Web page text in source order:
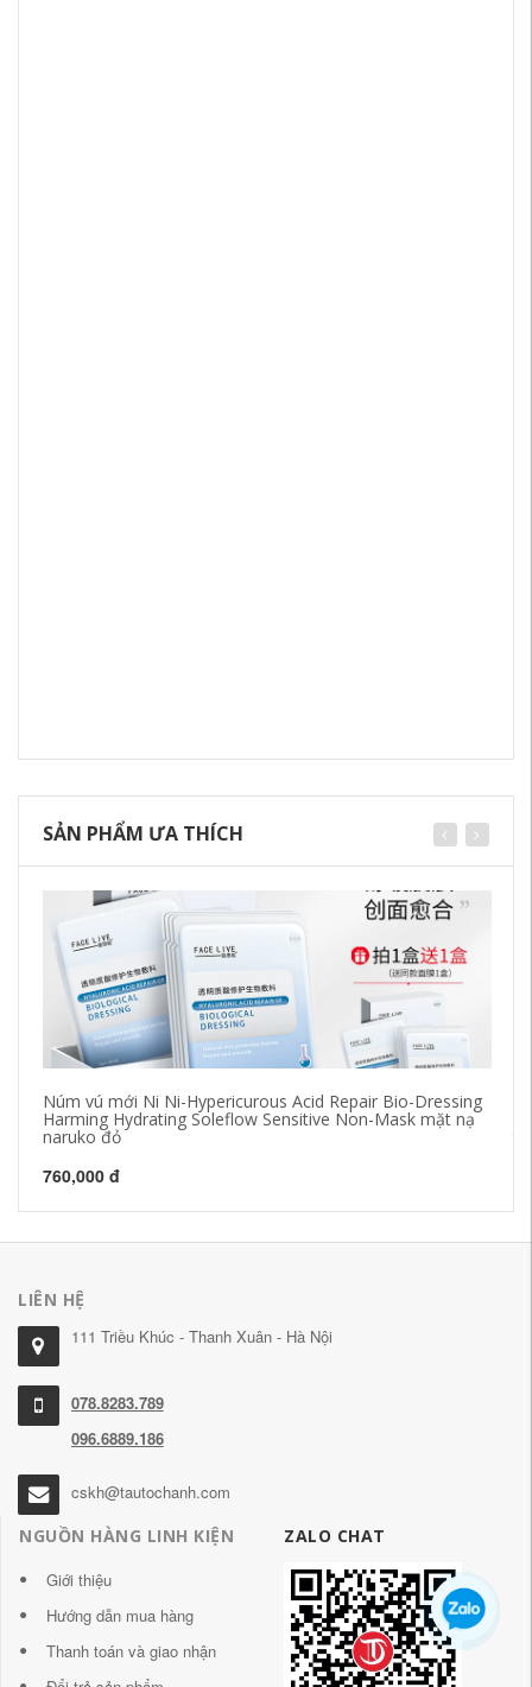
SẢN PHẨM ƯA THÍCH
Núm vú mới Ni Ni-Hypericurous Acid Repair Bio-Dressing
Harming Hydrating Soleflow Sensitive Non-Mask mặt nạ
naruko đỏ
760,000 đ
LIÊN HỆ
111 Triều Khúc - Thanh Xuân - Hà Nội
078.8283.789
096.6889.186
cskh@tautochanh.com
NGUỒN HÀNG LINH KIỆN
Giới thiệu
Hướng dẫn mua hàng
Thanh toán và giao nhận
ZALO CHAT